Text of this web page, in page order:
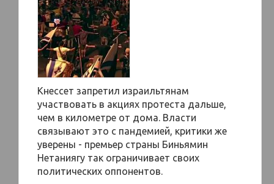
Кнессет запретил израильтянам
участвовать в акциях протеста дальше,
чем в километре от дома. Власти
связывают это с пандемией, критики же
уверены - премьер страны Биньямин
Нетаниягу так ограничивает своих
политических оппонентов.